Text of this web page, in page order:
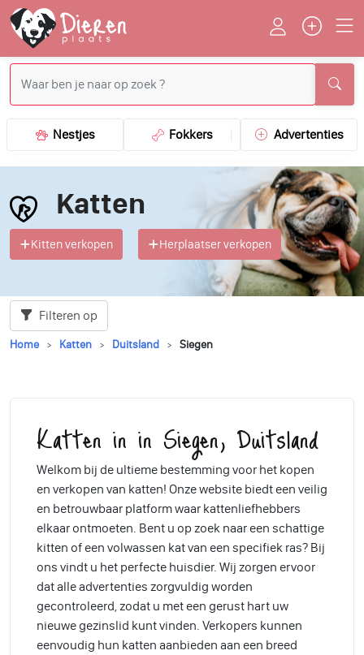
Nestjes Fokkers Advertenties
Katten
Kitten verkopen Herplaatser verkopen
Filteren op
Home Katten Duitsland Siegen
Katten in in Siegen, Duitsland
Welkom bij de ultieme bestemming voor het kopen
en verkopen van katten! Onze website biedt een veilig
en betrouwbaar platform waar kattenliefhebbers
elkaar ontmoeten. Bent u op zoek naar een schattige
kitten of een volwassen kat van een specifiek ras? Bij
ons vindt u het perfecte huisdier. Wij zorgen ervoor
dat alle advertenties zorgvuldig worden
gecontroleerd, zodat u met een gerust hart uw
nieuwe gezinslid kunt vinden. Verkopers kunnen
eenvoudig hun katten aanbieden aan een breed